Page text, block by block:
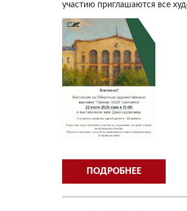
участию приглашаются все
ПОДРОБНЕЕ